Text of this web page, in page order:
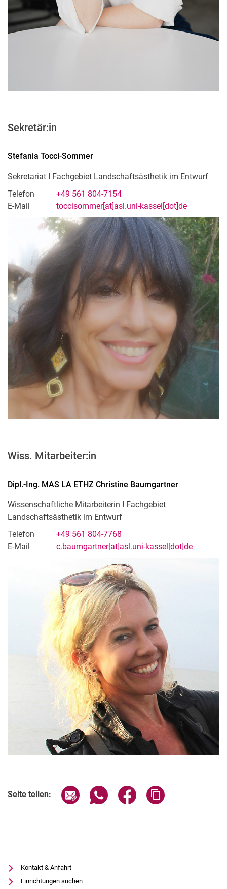
Sekretär:in
Stefania Tocci-Sommer
Sekretariat I Fachgebiet Landschaftsästhetik im Entwurf
Telefon
+49 561 804-7154
E-Mail
toccisommer[at]asl.uni-kassel[dot]de
Wiss. Mitarbeiter:in
Dipl.-Ing. MAS LA ETHZ Christine Baumgartner
Wissenschaftliche Mitarbeiterin I Fachgebiet
Landschaftsästhetik im Entwurf
Telefon
+49 561 804-7768
E-Mail
c.baumgartner[at]asl.uni-kassel[dot]de
Seite teilen: Seite über E-Mail teilen
Seite über WhatsApp teilen
Seite über Facebook
Kontakt & Anfahrt
Einrichtungen suchen